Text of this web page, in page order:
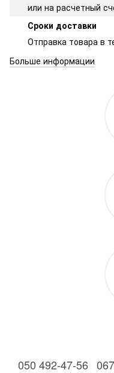
или на расчетный
Сроки доставки
Отправка товара в
Больше информации
050 492-47-56